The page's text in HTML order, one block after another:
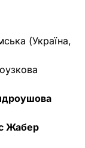
(Україна,
Жабер